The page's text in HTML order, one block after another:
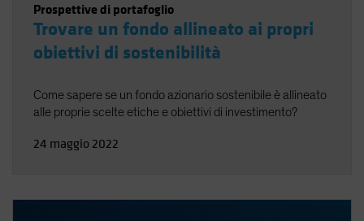
Prospettive di portafoglio
Trovare un fondo allineato ai propri
obiettivi di sostenibilità
Come sapere se un fondo azionario sostenibile è allineato
alle proprie scelte etiche e obiettivi di investimento?
24 maggio 2022